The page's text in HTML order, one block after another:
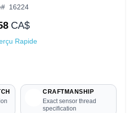
# 16224
CA$
Rapide
CRAFTMANSHIP
Exact sensor thread
specification